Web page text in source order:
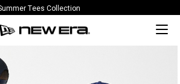
Summer Tees Collection